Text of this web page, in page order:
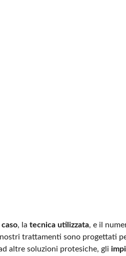
, la tecnica utilizzata, e il
trattamenti sono progettati
altre soluzioni protesiche, gli